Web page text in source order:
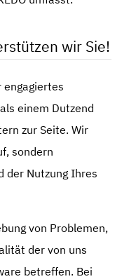
wir Sie!
engagiertes
einem Dutzend
zur Seite. Wir
sondern
der Nutzung Ihres
von Problemen,
der von uns
betreffen. Bei